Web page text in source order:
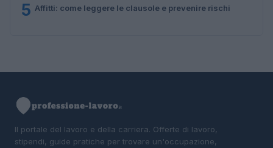
5 Affitti: come leggere le clausole e prevenire rischi
Il portale del lavoro e della carriera. Offerte di lavoro,
stipendi, guide pratiche per trovare un'occupazione,